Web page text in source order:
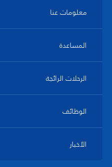
معلومات عنا
المساعدة
الرحلات الرائجة
الوظائف
الأخبار